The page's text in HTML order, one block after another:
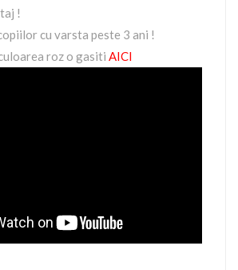
!
cu varsta peste 3 ani !
roz o gasiti AICI